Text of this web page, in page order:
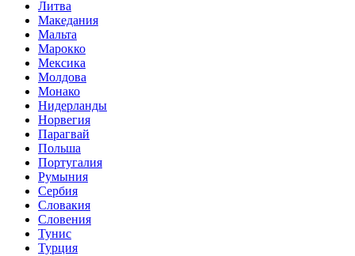
Литва
Македания
Мальта
Марокко
Мексика
Молдова
Монако
Нидерланды
Норвегия
Парагвай
Польша
Португалия
Румыния
Сербия
Словакия
Словения
Тунис
Турция